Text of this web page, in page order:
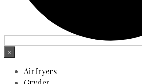
×
Airfryers